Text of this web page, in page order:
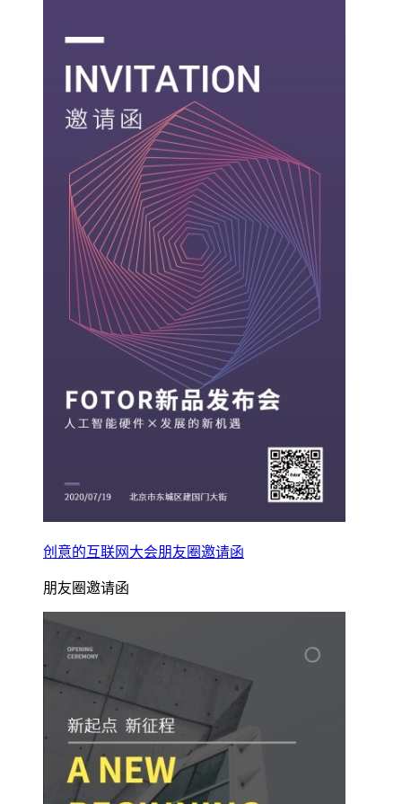
创意的互联网大会朋友圈邀请函
朋友圈邀请函